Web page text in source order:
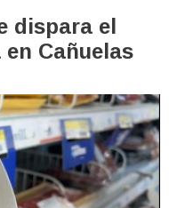
dispara el
Cañuelas